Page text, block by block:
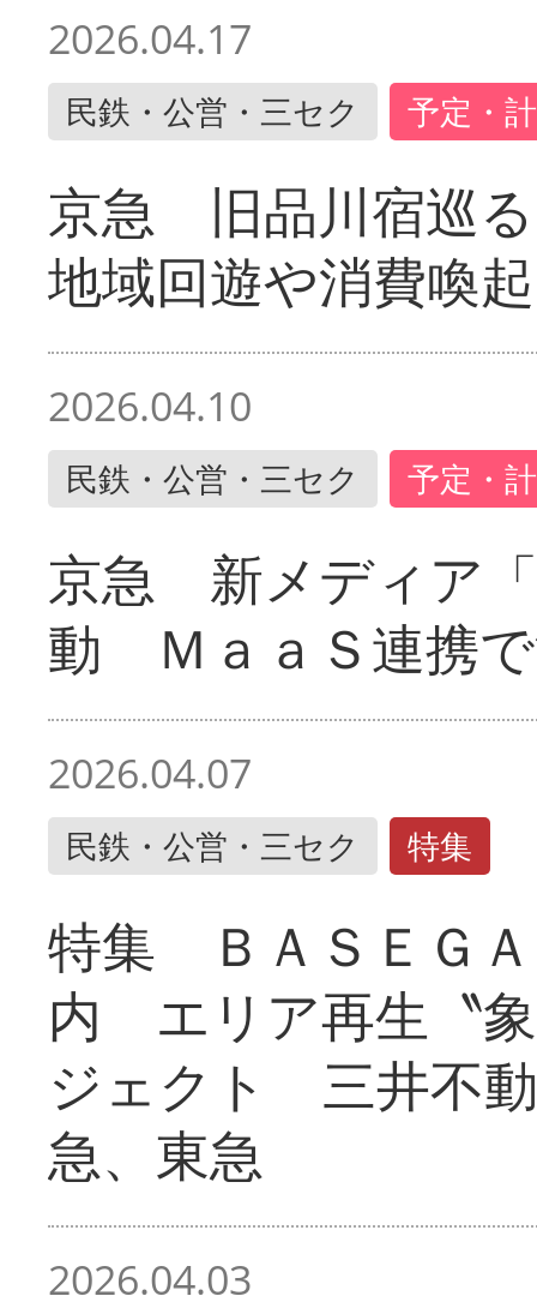
2026.04.17
民鉄・公営・三セク 予定・
京急 旧品川宿巡
地域回遊や消費喚起
2026.04.10
民鉄・公営・三セク 予定・
京急 新メディア
動 ＭａａＳ連携
2026.04.07
民鉄・公営・三セク 特集
特集 ＢＡＳＥＧ
内 エリア再生〝
ジェクト 三井不
急、東急
2026.04.03